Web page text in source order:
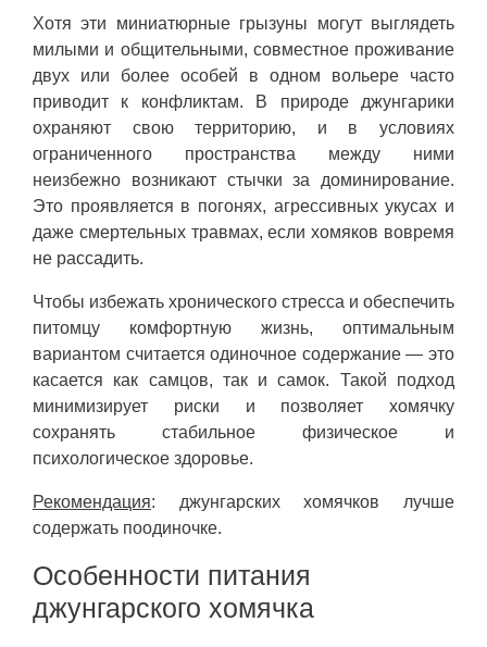
Хотя эти миниатюрные грызуны могут выглядеть
милыми и общительными, совместное проживание
двух или более особей в одном вольере часто
приводит к конфликтам. В природе джунгарики
охраняют свою территорию, и в условиях
ограниченного пространства между ними
неизбежно возникают стычки за доминирование.
Это проявляется в погонях, агрессивных укусах и
даже смертельных травмах, если хомяков вовремя
не рассадить.
Чтобы избежать хронического стресса и обеспечить
питомцу комфортную жизнь, оптимальным
вариантом считается одиночное содержание — это
касается как самцов, так и самок. Такой подход
минимизирует риски и позволяет хомячку
сохранять стабильное физическое и
психологическое здоровье.
Рекомендация: джунгарских хомячков лучше
содержать поодиночке.
Особенности питания
джунгарского хомячка